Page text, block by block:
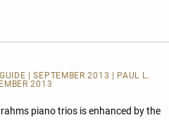
| SEPTEMBER 2013 | PAUL L.
2013
piano trios is enhanced by the